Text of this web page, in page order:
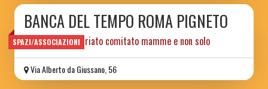
SPAZI/ASSOCIAZIONI
BANCA DEL TEMPO ROMA PIGNETO
ass.ne di volontariato comitato mamme e non solo
Via Alberto da Giussano, 56